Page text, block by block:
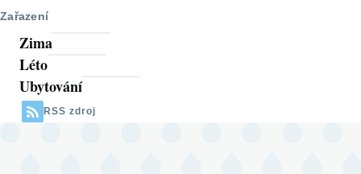
Zařazení
Zima
Léto
Ubytování
RSS zdroj